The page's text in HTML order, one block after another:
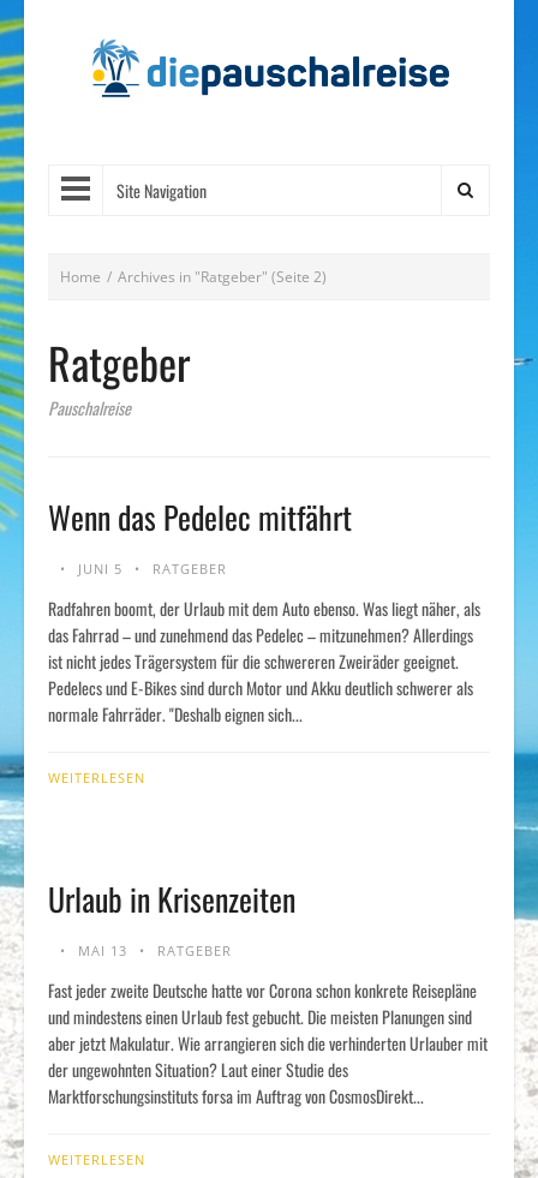
Site Navigation
Home / Archives in "Ratgeber" (Seite 2)
Ratgeber
Pauschalreise
Wenn das Pedelec mitfährt
JUNI 5 RATGEBER
Radfahren boomt, der Urlaub mit dem Auto ebenso. Was liegt näher, als
das Fahrrad – und zunehmend das Pedelec – mitzunehmen? Allerdings
ist nicht jedes Trägersystem für die schwereren Zweiräder geeignet.
Pedelecs und E-Bikes sind durch Motor und Akku deutlich schwerer als
normale Fahrräder. "Deshalb eignen sich...
WEITERLESEN
Urlaub in Krisenzeiten
MAI 13 RATGEBER
Fast jeder zweite Deutsche hatte vor Corona schon konkrete Reisepläne
und mindestens einen Urlaub fest gebucht. Die meisten Planungen sind
aber jetzt Makulatur. Wie arrangieren sich die verhinderten Urlauber mit
der ungewohnten Situation? Laut einer Studie des
Marktforschungsinstituts forsa im Auftrag von CosmosDirekt...
WEITERLESEN